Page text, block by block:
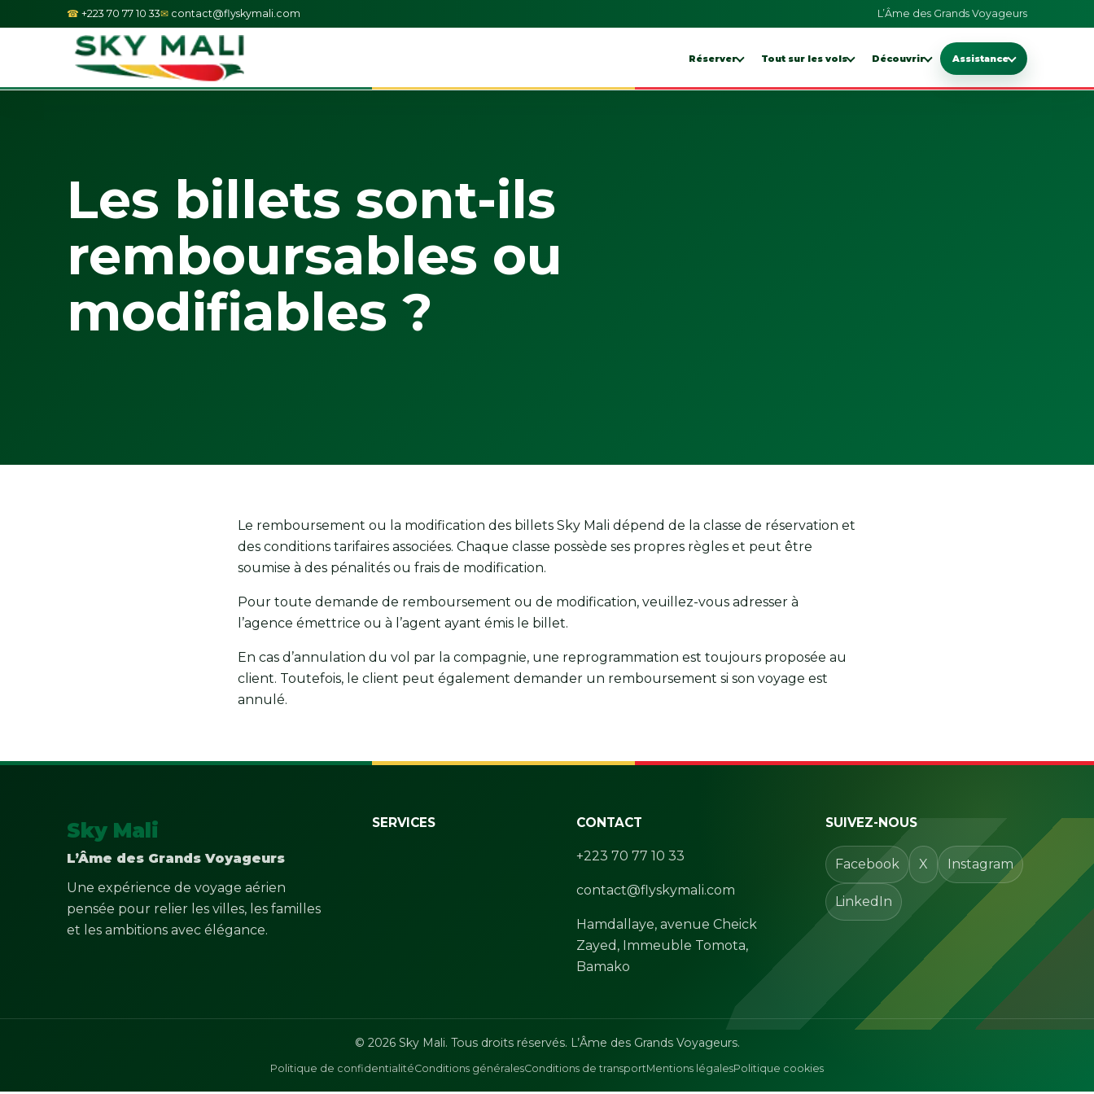
+223 70 77 10 33 contact@flyskymali.com L’Âme des Grands Voyageurs
Réserver Tout sur les vols Découvrir Assistance
Les billets sont-ils
remboursables ou
modifiables ?
Le remboursement ou la modification des billets Sky Mali dépend de la classe de réservation et
des conditions tarifaires associées. Chaque classe possède ses propres règles et peut être
soumise à des pénalités ou frais de modification.
Pour toute demande de remboursement ou de modification, veuillez-vous adresser à
l’agence émettrice ou à l’agent ayant émis le billet.
En cas d’annulation du vol par la compagnie, une reprogrammation est toujours proposée au
client. Toutefois, le client peut également demander un remboursement si son voyage est
annulé.
Sky Mali
L’Âme des Grands Voyageurs
Une expérience de voyage aérien
pensée pour relier les villes, les familles
et les ambitions avec élégance.
SERVICES CONTACT
+223 70 77 10 33
contact@flyskymali.com
Hamdallaye, avenue Cheick
Zayed, Immeuble Tomota,
Bamako
SUIVEZ-NOUS
Facebook X Instagram
LinkedIn
© 2026 Sky Mali. Tous droits réservés. L’Âme des Grands Voyageurs.
Politique de confidentialitéConditions généralesConditions de transportMentions légalesPolitique cookies